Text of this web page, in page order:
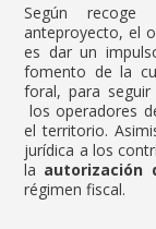
Según
anteproyecto, el
es dar un
fomento de la
foral, para
los operadores
el territorio.
jurídica a los
la autorización
régimen fiscal.